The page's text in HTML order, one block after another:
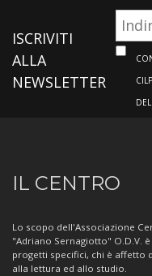
ISCRIVITI
ALLA
NEWSLETTER
Informazioni
sul
Centro
IL CENTRO
Lo scopo dell'Associazione
"Adriano Sernagiotto" O.D.V.
progetti specifici, chi è affetto
alla lettura ed allo studio.